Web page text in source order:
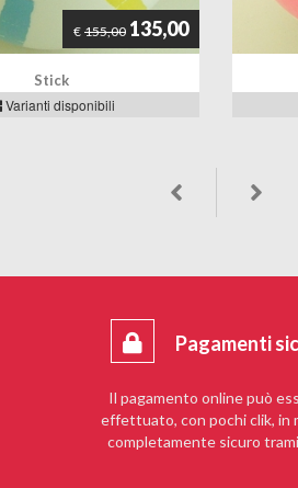
€ 155,00 135,00
Stick
Varianti disponibili
Pagamenti
Il pagamento online può
effettuato, con pochi clik, in
completamente sicuro